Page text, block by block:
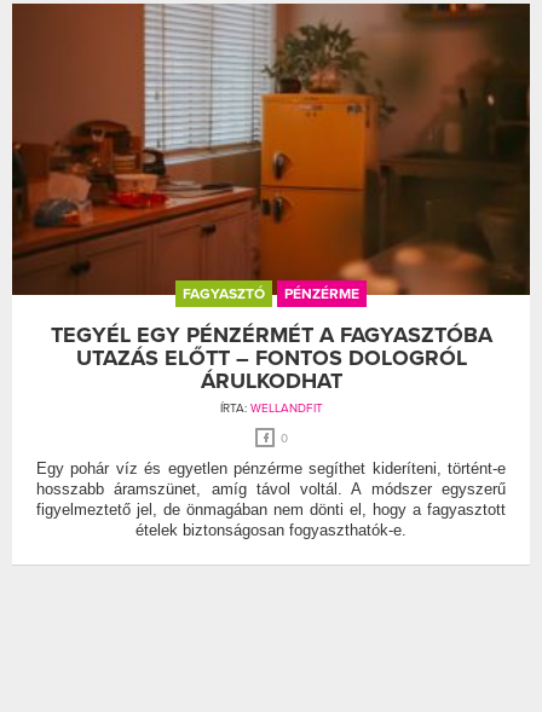
FAGYASZTÓ PÉNZÉRME
TEGYÉL EGY PÉNZÉRMÉT A FAGYASZTÓBA
UTAZÁS ELŐTT – FONTOS DOLOGRÓL
ÁRULKODHAT
ÍRTA: WELLANDFIT
0
Egy pohár víz és egyetlen pénzérme segíthet kideríteni, történt-e
hosszabb áramszünet, amíg távol voltál. A módszer egyszerű
figyelmeztető jel, de önmagában nem dönti el, hogy a fagyasztott
ételek biztonságosan fogyaszthatók-e.